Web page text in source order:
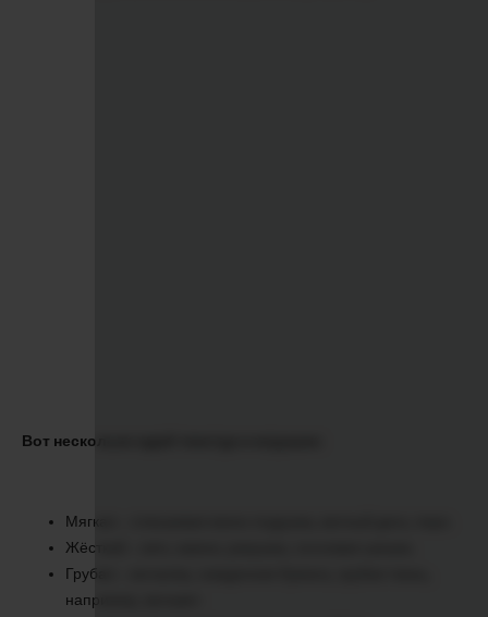
Вот несколько идей текстур и игрушек:
Мягкая – плюшевая мини-подушка, ватный диск, перо.
Жёсткий – мяч, камни, ракушка, сосновая шишка.
Грубая – мочалка, наждачная бумага, грубая ткань,
например, вельвет.